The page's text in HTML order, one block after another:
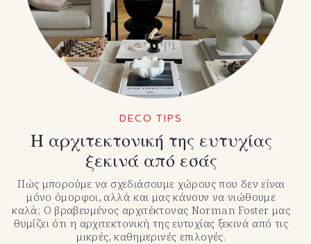
DECO TIPS
Η αρχιτεκτονική της ευτυχίας
ξεκινά από εσάς
Πώς μπορούμε να σχεδιάσουμε χώρους που δεν είναι
μόνο όμορφοι, αλλά και μας κάνουν να νιώθουμε
καλά; Ο βραβευμένος αρχιτέκτονας Norman Foster μας
θυμίζει ότι η αρχιτεκτονική της ευτυχίας ξεκινά από τις
μικρές, καθημερινές επιλογές.